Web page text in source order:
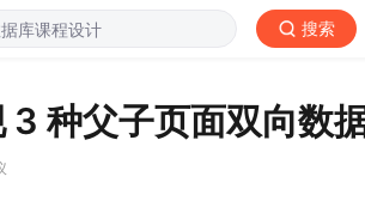
搜索
种父子页面双向数